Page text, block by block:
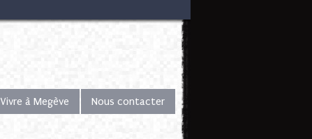
Vivre à Megève Nous contacter